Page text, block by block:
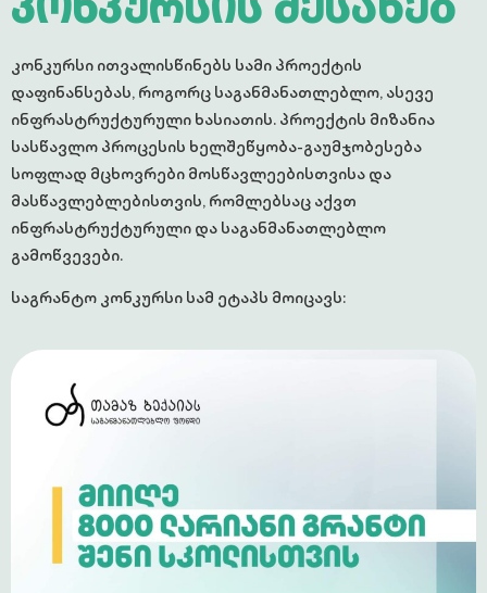
კონკურსი ითვალისწინებს სამი პროექტის
დაფინანსებას, როგორც საგანმანათლებლო, ასევე
ინფრასტრუქტურული ხასიათის. პროექტის მიზანია
სასწავლო პროცესის ხელშეწყობა-გაუმჯობესება
სოფლად მცხოვრები მოსწავლეებისთვისა და
მასწავლებლებისთვის, რომლებსაც აქვთ
ინფრასტრუქტურული და საგანმანათლებლო
გამოწვევები.
საგრანტო კონკურსი სამ ეტაპს მოიცავს: